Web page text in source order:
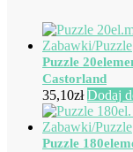
Puzzle
Castorland
35,10zł Dodaj
Puzzle